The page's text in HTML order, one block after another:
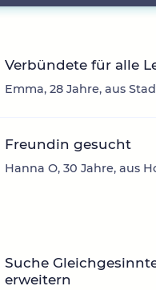
Verbündete für alle
Emma, 28 Jahre, aus
Freundin gesucht
Hanna O, 30 Jahre, aus
Suche
erweitern